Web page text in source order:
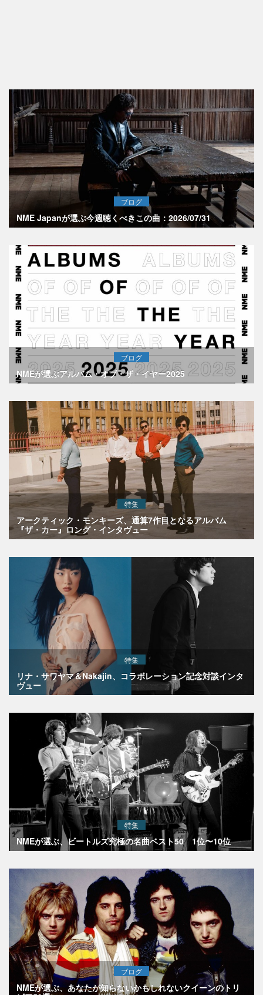
ブログ
NME Japanが選ぶ今週聴くべきこの曲：2026/07/31
ブログ
NMEが選ぶアルバム・オブ・ザ・イヤー2025
特集
アークティック・モンキーズ、通算7作目となるアルバム
『ザ・カー』ロング・インタヴュー
特集
リナ・サワヤマ＆Nakajin、コラボレーション記念対談インタ
ヴュー
特集
NMEが選ぶ、ビートルズ究極の名曲ベスト50 1位〜10位
ブログ
NMEが選ぶ、あなたが知らないかもしれないクイーンのトリ